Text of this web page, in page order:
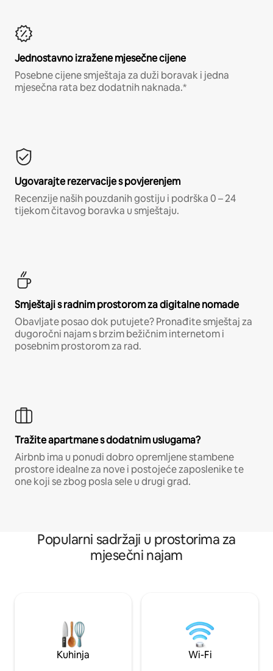
Jednostavno izražene mjesečne cijene
Posebne cijene smještaja za duži boravak i jedna
mjesečna rata bez dodatnih naknada.*
Ugovarajte rezervacije s povjerenjem
Recenzije naših pouzdanih gostiju i podrška 0 – 24
tijekom čitavog boravka u smještaju.
Smještaji s radnim prostorom za digitalne nomade
Obavljate posao dok putujete? Pronađite smještaj za
dugoročni najam s brzim bežičnim internetom i
posebnim prostorom za rad.
Tražite apartmane s dodatnim uslugama?
Airbnb ima u ponudi dobro opremljene stambene
prostore idealne za nove i postojeće zaposlenike te
one koji se zbog posla sele u drugi grad.
Popularni sadržaji u prostorima za
mjesečni najam
Kuhinja Wi-Fi